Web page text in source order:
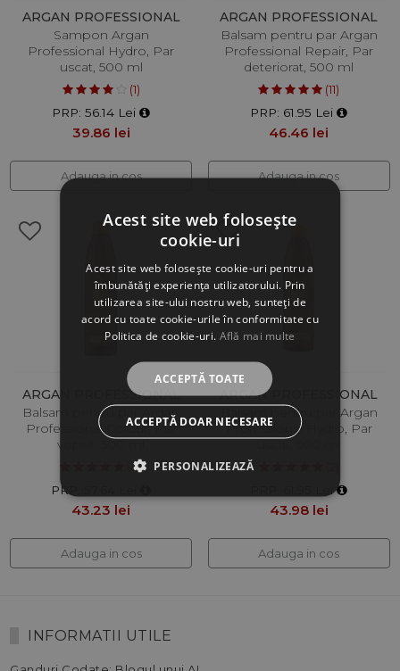
ARGAN PROFESSIONAL
Sampon Argan
Professional Hydro, Par
uscat, 500 ml
(1)
PRP: 56.14 Lei
39.86 lei
Adauga in cos
ARGAN PROFESSIONAL
Balsam pentru par Argan
Professional Repair, Par
deteriorat, 500 ml
(11)
PRP: 61.95 Lei
46.46 lei
Adauga in cos
ARGAN PROFESSIONAL
Balsam pentru par Argan
Professional Colour, Par
vopsit, 500 ml
(8)
PRP: 57.64 Lei
43.23 lei
Adauga in cos
ARGAN PROFESSIONAL
Balsam pentru par Argan
Professional Hydro, Par
uscat, 500 ml
PRP: 61.95 Lei
43.98 lei
Adauga in cos
INFORMATII UTILE
Acest site web folosește
cookie-uri
Acest site web folosește cookie-uri pentru a
îmbunătăți experiența utilizatorului. Prin
utilizarea site-ului nostru web, sunteți de
acord cu toate cookie-urile în conformitate cu
Politica de cookie-uri. Află mai multe
ACCEPTĂ TOATE
ACCEPTĂ DOAR NECESARE
PERSONALIZEAZĂ